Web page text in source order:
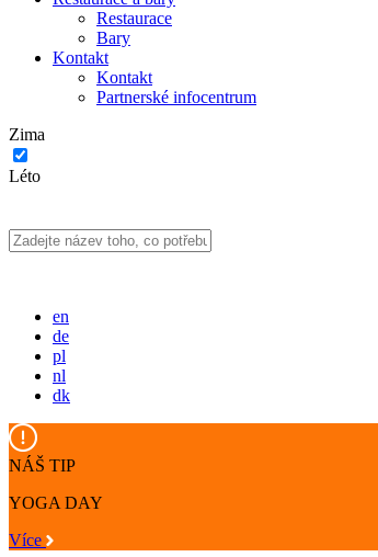
Restaurace
Bary
Kontakt
Kontakt
Partnerské infocentrum
Zima
Léto
en
de
pl
nl
dk
NÁŠ TIP
YOGA DAY
Více